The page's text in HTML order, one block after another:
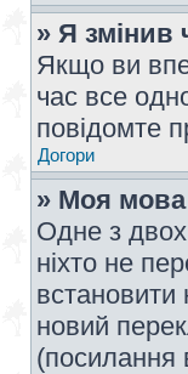
» Я змінив
Якщо ви
час все
повідомте
Догори
» Моя мова
Одне з
ніхто не
встановити
новий
(посилання